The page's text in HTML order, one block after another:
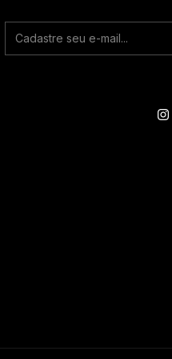
mercado.
A